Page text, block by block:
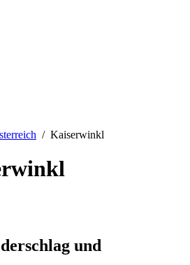
/ Kaiserwinkl
und